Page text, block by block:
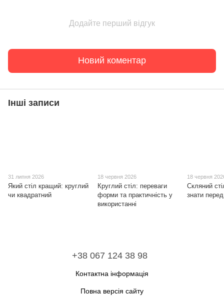
Додайте перший відгук
Новий коментар
Інші записи
31 липня 2026
Який стіл кращий: круглий
чи квадратний
18 червня 2026
Круглий стіл: переваги
форми та практичність у
використанні
18 червня
Скляний
знати
+38 067 124 38 98
Контактна інформація
Повна версія сайту